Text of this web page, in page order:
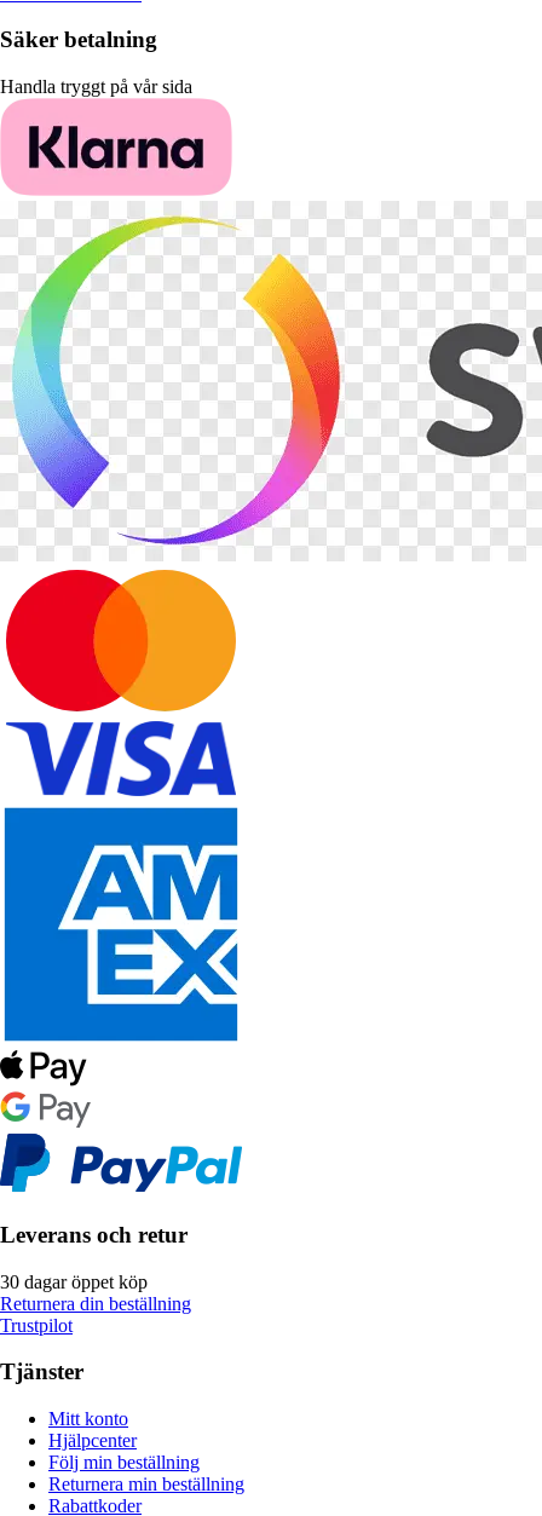
Säker betalning
Handla tryggt på vår sida
Leverans och retur
30 dagar öppet köp
Returnera din beställning
Trustpilot
Tjänster
Mitt konto
Hjälpcenter
Följ min beställning
Returnera min beställning
Rabattkoder